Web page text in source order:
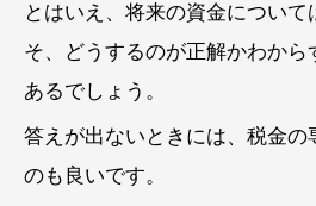
とはいえ、将来の資金について
そ、どうするのが正解かわから
あるでしょう。
答えが出ないときには、税金の
のも良いです。